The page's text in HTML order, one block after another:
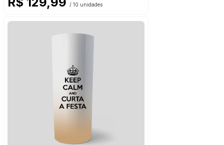
/ 10 unidades